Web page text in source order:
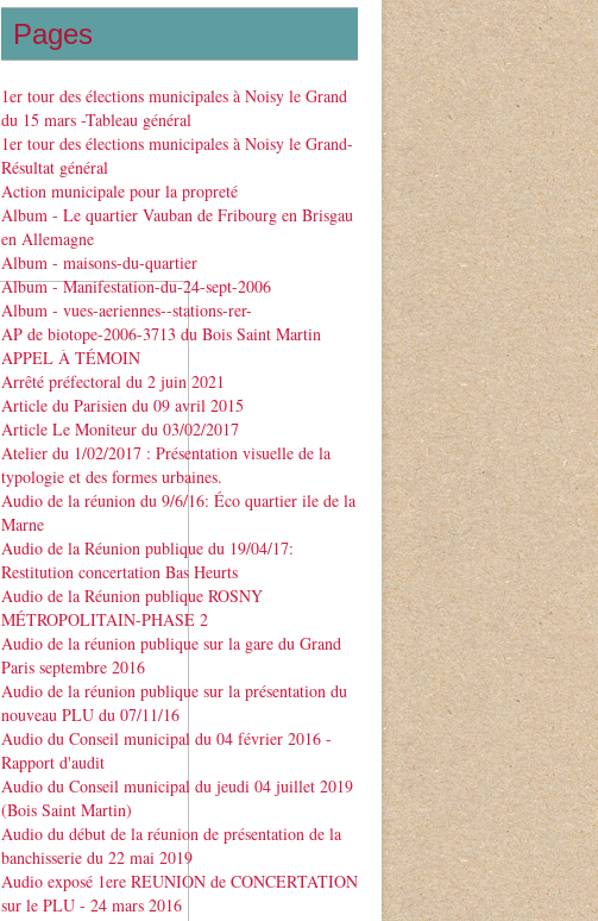
Pages
1er tour des élections municipales à Noisy le Grand
du 15 mars -Tableau général
1er tour des élections municipales à Noisy le Grand-
Résultat général
Action municipale pour la propreté
Album - Le quartier Vauban de Fribourg en Brisgau
en Allemagne
Album - maisons-du-quartier
Album - Manifestation-du-24-sept-2006
Album - vues-aeriennes--stations-rer-
AP de biotope-2006-3713 du Bois Saint Martin
APPEL À TÉMOIN
Arrêté préfectoral du 2 juin 2021
Article du Parisien du 09 avril 2015
Article Le Moniteur du 03/02/2017
Atelier du 1/02/2017 : Présentation visuelle de la
typologie et des formes urbaines.
Audio de la réunion du 9/6/16: Éco quartier ile de la
Marne
Audio de la Réunion publique du 19/04/17:
Restitution concertation Bas Heurts
Audio de la Réunion publique ROSNY
MÉTROPOLITAIN-PHASE 2
Audio de la réunion publique sur la gare du Grand
Paris septembre 2016
Audio de la réunion publique sur la présentation du
nouveau PLU du 07/11/16
Audio du Conseil municipal du 04 février 2016 -
Rapport d'audit
Audio du Conseil municipal du jeudi 04 juillet 2019
(Bois Saint Martin)
Audio du début de la réunion de présentation de la
banchisserie du 22 mai 2019
Audio exposé 1ere REUNION de CONCERTATION
sur le PLU - 24 mars 2016